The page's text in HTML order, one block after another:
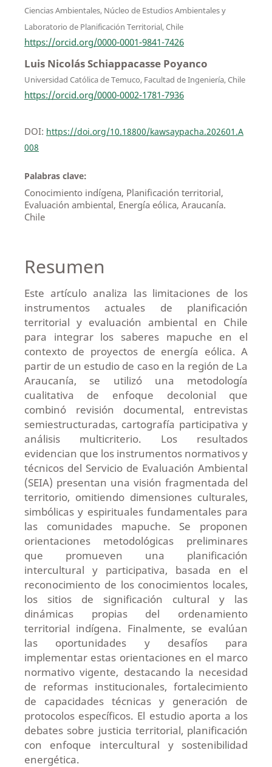
Ciencias Ambientales, Núcleo de Estudios Ambientales y
Laboratorio de Planificación Territorial, Chile
https://orcid.org/0000-0001-9841-7426
Luis Nicolás Schiappacasse Poyanco
Universidad Católica de Temuco, Facultad de Ingeniería, Chile
https://orcid.org/0000-0002-1781-7936
DOI: https://doi.org/10.18800/kawsaypacha.202601.A
008
Palabras clave:
Conocimiento indígena, Planificación territorial,
Evaluación ambiental, Energía eólica, Araucanía.
Chile
Resumen
Este artículo analiza las limitaciones de los
instrumentos actuales de planificación
territorial y evaluación ambiental en Chile
para integrar los saberes mapuche en el
contexto de proyectos de energía eólica. A
partir de un estudio de caso en la región de La
Araucanía, se utilizó una metodología
cualitativa de enfoque decolonial que
combinó revisión documental, entrevistas
semiestructuradas, cartografía participativa y
análisis multicriterio. Los resultados
evidencian que los instrumentos normativos y
técnicos del Servicio de Evaluación Ambiental
(SEIA) presentan una visión fragmentada del
territorio, omitiendo dimensiones culturales,
simbólicas y espirituales fundamentales para
las comunidades mapuche. Se proponen
orientaciones metodológicas preliminares
que promueven una planificación
intercultural y participativa, basada en el
reconocimiento de los conocimientos locales,
los sitios de significación cultural y las
dinámicas propias del ordenamiento
territorial indígena. Finalmente, se evalúan
las oportunidades y desafíos para
implementar estas orientaciones en el marco
normativo vigente, destacando la necesidad
de reformas institucionales, fortalecimiento
de capacidades técnicas y generación de
protocolos específicos. El estudio aporta a los
debates sobre justicia territorial, planificación
con enfoque intercultural y sostenibilidad
energética.